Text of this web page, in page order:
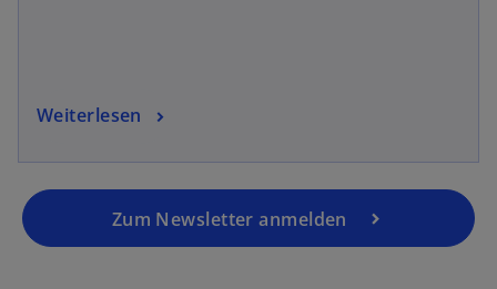
ö
f
f
Weiterlesen
Zum Newsletter anmelden